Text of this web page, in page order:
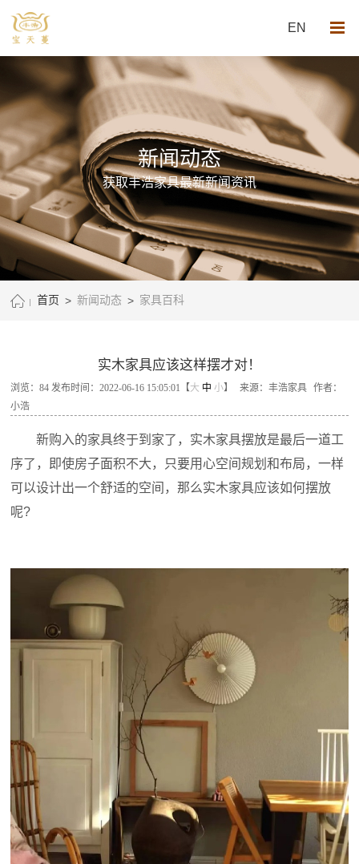
EN
新闻动态
获取丰浩家具最新新闻资讯
首页 > 新闻动态 > 家具百科
实木家具应该这样摆才对！
浏览：84 发布时间：2022-06-16 15:05:01【大 中 小】 来源：丰浩家具
作者：
小浩
新购入的家具终于到家了，实木家具摆放是最后一道工
序了，即使房子面积不大，只要用心空间规划和布局，一样
可以设计出一个舒适的空间，那么实木家具应该如何摆放
呢?